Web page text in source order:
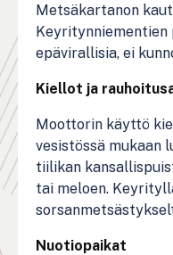
Metsäkartanon
Keyritynniementien
epävirallisia, ei
Kiellot ja
Moottorin käyttö
vesistössä mukaan
tiilikan
tai meloen.
Nuotiopaikat